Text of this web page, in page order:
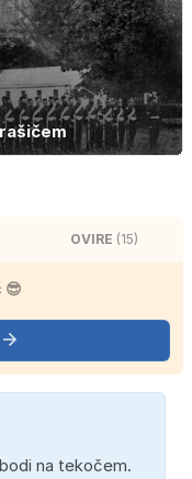
OVIRE (15)
😎
na tekočem.